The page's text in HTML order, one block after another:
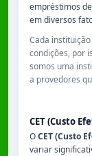
empréstimos de
em diversos
Cada
condições, por
somos uma
a provedores
CET (Custo
OCET (Custo
variar